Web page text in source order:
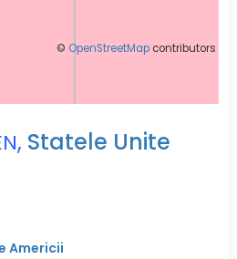
© OpenStreetMap contributors
, Statele Unite
Americii